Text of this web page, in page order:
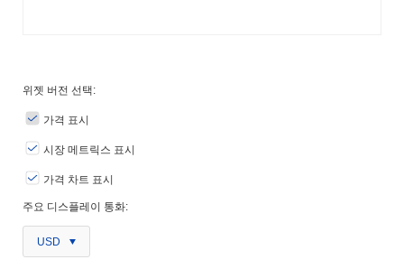
위젯 버전 선택:
가격 표시
시장 메트릭스 표시
가격 차트 표시
주요 디스플레이 통화:
USD